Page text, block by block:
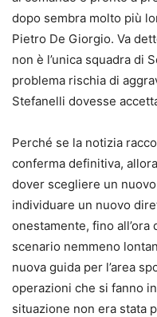
dopo sembra molto più
Pietro De Giorgio. Va
non è l’unica squadra di
problema rischia di
Stefanelli dovesse
Perché se la notizia
conferma definitiva,
dover scegliere un
individuare un nuovo
onestamente, fino
scenario nemmeno
nuova guida per l’area
operazioni che si fanno
situazione non era stata